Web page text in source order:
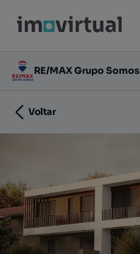
RE/MAX Grupo Somos
Voltar